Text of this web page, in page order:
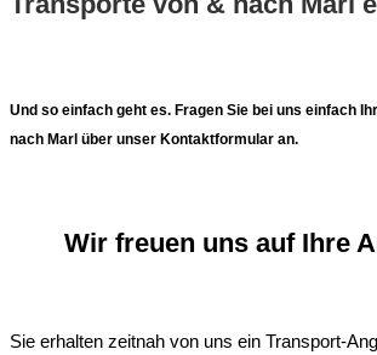
Und so einfach geht es. Fragen Sie bei uns einfach
nach Marl über unser Kontaktformular an.
Wir freuen uns auf Ihre
Sie erhalten zeitnah von uns ein Transport-